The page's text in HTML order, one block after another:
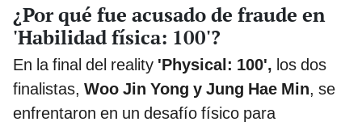
¿Por qué fue acusado de fraude en
'Habilidad física: 100'?
En la final del reality 'Physical: 100', los dos
finalistas, Woo Jin Yong y Jung Hae Min, se
enfrentaron en un desafío físico para